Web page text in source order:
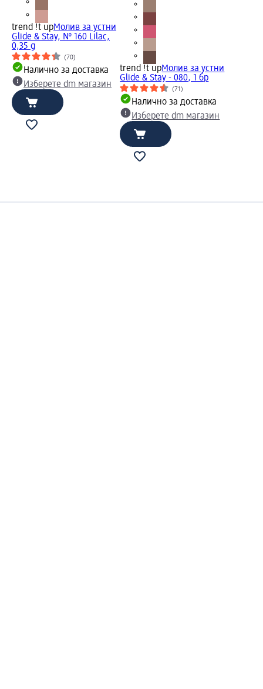
trend !t upМолив за устни
Glide & Stay, № 160 Lilac,
0,35 g
(70)
Налично за доставка
Изберете dm магазин
trend !t upМолив за устни
Glide & Stay - 080, 1 бр
(71)
Налично за доставка
Изберете dm магазин